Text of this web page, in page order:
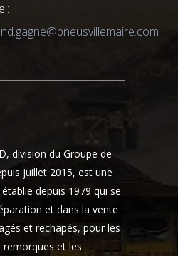
division du Groupe de
juillet 2015, est une
depuis 1979 qui se
et dans la vente
et rechapés, pour les
et les